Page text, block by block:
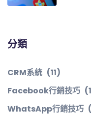
分類
CRM系統 (11)
Facebook行銷技巧
WhatsApp行銷技巧